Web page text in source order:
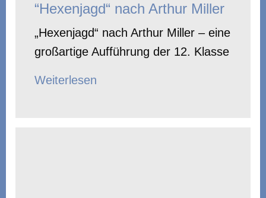
“Hexenjagd“ nach Arthur Miller
„Hexenjagd“ nach Arthur Miller – eine
großartige Aufführung der 12. Klasse
Weiterlesen